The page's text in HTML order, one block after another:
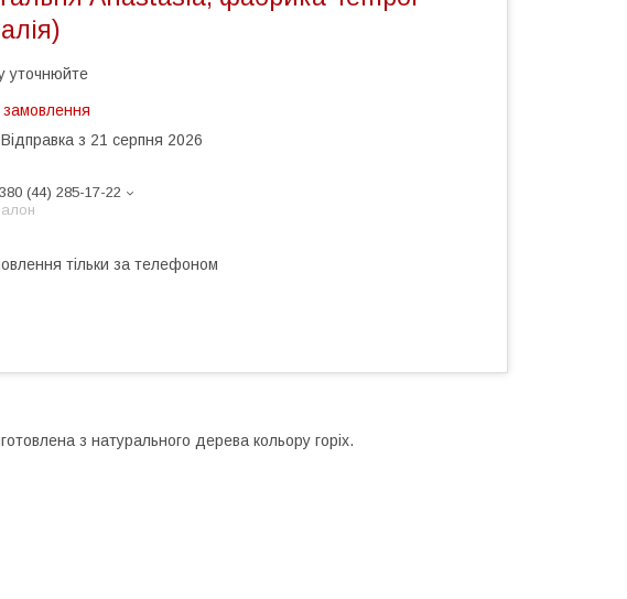
уточнюйте
замовлення
Відправка з 21 серпня 2026
(44) 285-17-22
тільки за телефоном
з натурального дерева кольору горіх.